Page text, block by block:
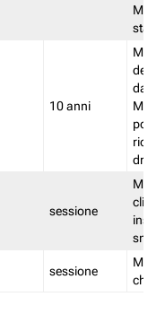
stato
10 anni
delle
sessione
sessione